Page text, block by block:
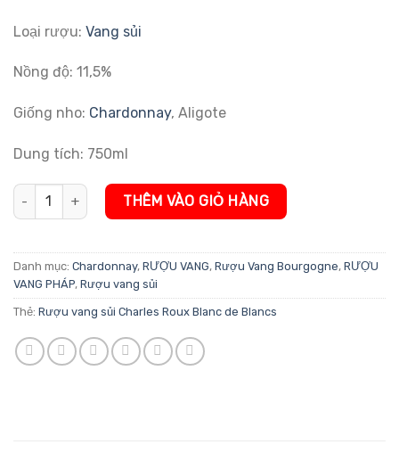
Loại rượu: Vang sủi
Nồng độ: 11,5%
Giống nho: Chardonnay, Aligote
Dung tích: 750ml
Rượu vang sủi Charles Roux Blanc de Blancs số lượng
THÊM VÀO GIỎ HÀNG
Danh mục: Chardonnay, RƯỢU VANG, Rượu Vang Bourgogne, RƯỢU
VANG PHÁP, Rượu vang sủi
Thẻ: Rượu vang sủi Charles Roux Blanc de Blancs